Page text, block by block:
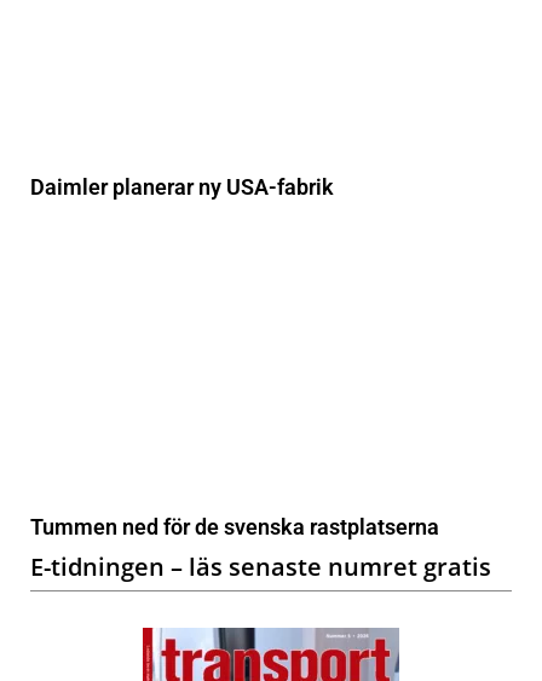
Daimler planerar ny USA-fabrik
Tummen ned för de svenska rastplatserna
E-tidningen – läs senaste numret gratis